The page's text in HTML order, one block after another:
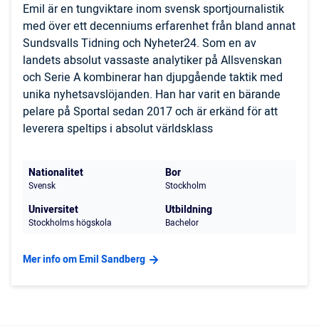
Emil är en tungviktare inom svensk sportjournalistik
med över ett decenniums erfarenhet från bland annat
Sundsvalls Tidning och Nyheter24. Som en av
landets absolut vassaste analytiker på Allsvenskan
och Serie A kombinerar han djupgående taktik med
unika nyhetsavslöjanden. Han har varit en bärande
pelare på Sportal sedan 2017 och är erkänd för att
leverera speltips i absolut världsklass
Nationalitet
Svensk
Bor
Stockholm
Universitet
Stockholms högskola
Utbildning
Bachelor
Mer info om Emil Sandberg